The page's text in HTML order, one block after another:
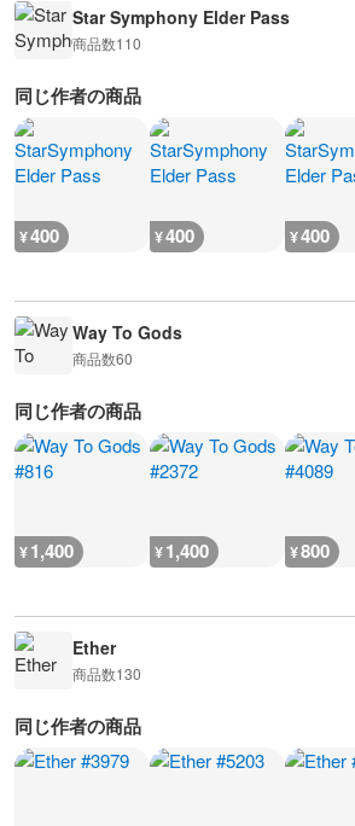
Star Symphony Elder Pass
商品数110
同じ作者の商品
¥400 ¥400 ¥400
Way To Gods
商品数60
同じ作者の商品
¥1,400 ¥1,400 ¥800
Ether
商品数130
同じ作者の商品